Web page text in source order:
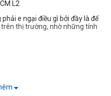
L2
e ngại điều gì bởi đầy là đế
thị trường, nhờ những tính